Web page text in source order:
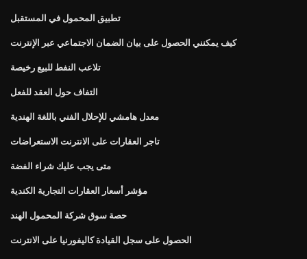
تطبيق المحمول في المستقبل
كيف يمكنني الحصول على بيان الضمان الاجتماعي عبر الإنترنت
تلاعب النفط للبيع رخيصة
التفاف حول العقد للفعل
معدل هامشي للإحلال الفني باللغة الهندية
تاجر العقارات على الانترنت الاستعراضات
متى يجب عليك شراء الفضة
مؤشر أسعار العقارات التجارية الكندية
حصة سوق شركة المحمول الهند
الحصول على سجل القيادة كاليفورنيا على الانترنت